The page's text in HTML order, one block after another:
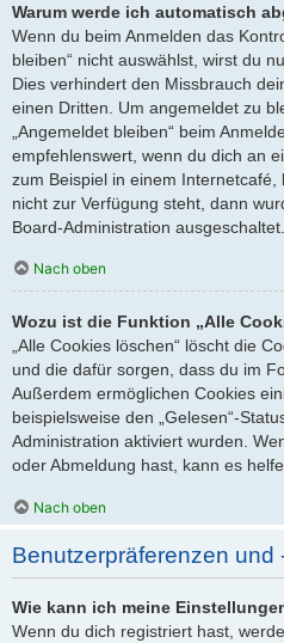
Warum werde ich automatisch
Wenn du beim Anmelden das
bleiben“ nicht auswählst, wirst du
Dies verhindert den Missbrauch
einen Dritten. Um angemeldet zu
„Angemeldet bleiben“ beim
empfehlenswert, wenn du dich an
zum Beispiel in einem
nicht zur Verfügung steht, dann
Board-Administration ausgeschaltet.
Nach oben
Wozu ist die Funktion „Alle
„Alle Cookies löschen“ löscht die
und die dafür sorgen, dass du im
Außerdem ermöglichen Cookies
beispielsweise den „Gelesen“-
Administration aktiviert wurden.
oder Abmeldung hast, kann es
Nach oben
Benutzerpräferenzen und
Wie kann ich meine
Wenn du dich registriert hast,